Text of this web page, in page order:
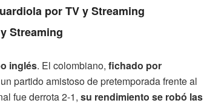
por TV y Streaming
Streaming
inglés. El colombiano, fichado por
partido amistoso de pretemporada frente al
fue derrota 2-1, su rendimiento se robó las